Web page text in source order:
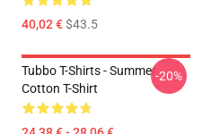
40,02 €$43.5
Tubbo T-Shirts - Summer
Cotton T-Shirt
-20%